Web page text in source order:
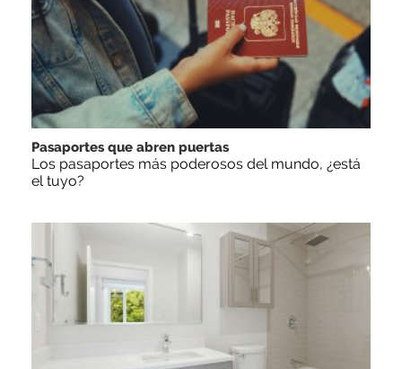
Pasaportes que abren puertas
Los pasaportes más poderosos del mundo, ¿está
el tuyo?